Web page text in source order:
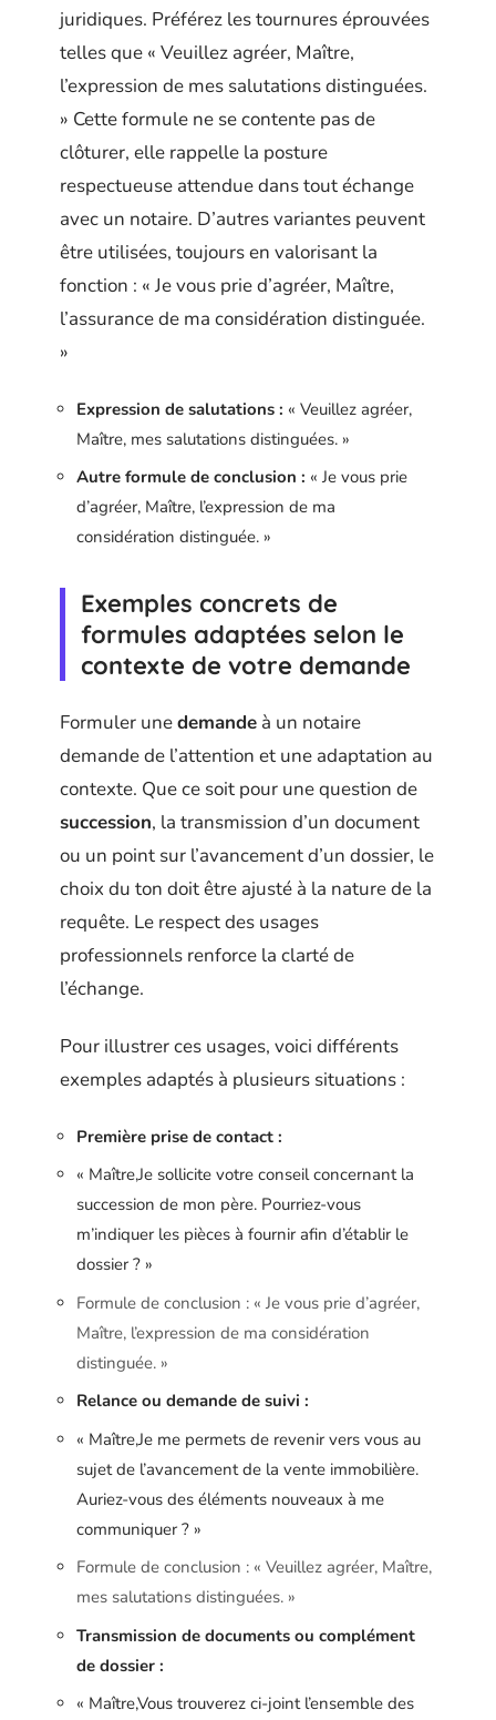
juridiques. Préférez les tournures éprouvées
telles que « Veuillez agréer, Maître,
l’expression de mes salutations distinguées.
» Cette formule ne se contente pas de
clôturer, elle rappelle la posture
respectueuse attendue dans tout échange
avec un notaire. D’autres variantes peuvent
être utilisées, toujours en valorisant la
fonction : « Je vous prie d’agréer, Maître,
l’assurance de ma considération distinguée.
»
Expression de salutations : « Veuillez agréer,
Maître, mes salutations distinguées. »
Autre formule de conclusion : « Je vous prie
d’agréer, Maître, l’expression de ma
considération distinguée. »
Exemples concrets de
formules adaptées selon le
contexte de votre demande
Formuler unedemande à un notaire
demande de l’attention et une adaptation au
contexte. Que ce soit pour une question de
succession, la transmission d’un document
ou un point sur l’avancement d’un dossier, le
choix du ton doit être ajusté à la nature de la
requête. Le respect des usages
professionnels renforce la clarté de
l’échange.
Pour illustrer ces usages, voici différents
exemples adaptés à plusieurs situations :
Première prise de contact :
« Maître,Je sollicite votre conseil concernant la
succession de mon père. Pourriez-vous
m’indiquer les pièces à fournir afin d’établir le
dossier ? »
Formule de conclusion : « Je vous prie d’agréer,
Maître, l’expression de ma considération
distinguée. »
Relance ou demande de suivi :
« Maître,Je me permets de revenir vers vous au
sujet de l’avancement de la vente immobilière.
Auriez-vous des éléments nouveaux à me
communiquer ? »
Formule de conclusion : « Veuillez agréer, Maître,
mes salutations distinguées. »
Transmission de documents ou complément
de dossier :
« Maître,Vous trouverez ci-joint l’ensemble des